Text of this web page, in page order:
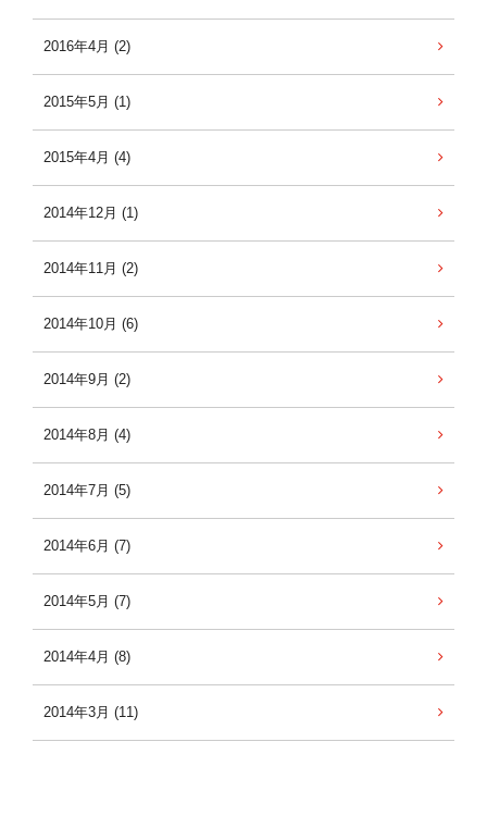
2016年4月 (2)
2015年5月 (1)
2015年4月 (4)
2014年12月 (1)
2014年11月 (2)
2014年10月 (6)
2014年9月 (2)
2014年8月 (4)
2014年7月 (5)
2014年6月 (7)
2014年5月 (7)
2014年4月 (8)
2014年3月 (11)